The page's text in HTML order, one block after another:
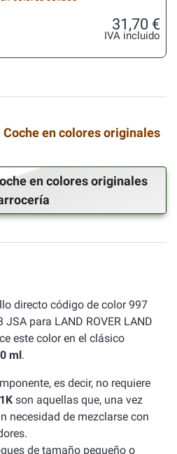
31,70 €
IVA incluido
en colores originales
en colores originales
directo código de color 997
para LAND ROVER LAND
este color en el clásico
ml.
es decir, no requiere
son aquellas que, una vez
necesidad de mezclarse con
de tamaño pequeño o